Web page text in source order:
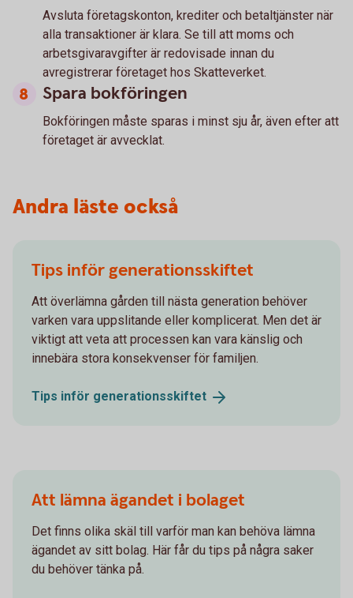
Avsluta företagskonton, krediter och betaltjänster när
alla transaktioner är klara. Se till att moms och
arbetsgivaravgifter är redovisade innan du
avregistrerar företaget hos Skatteverket.
Spara bokföringen
Bokföringen måste sparas i minst sju år, även efter att
företaget är avvecklat.
Andra läste också
Tips inför generationsskiftet
Att överlämna gården till nästa generation behöver
varken vara uppslitande eller komplicerat. Men det är
viktigt att veta att processen kan vara känslig och
innebära stora konsekvenser för familjen.
Tips inför generations­skiftet
Att lämna ägandet i bolaget
Det finns olika skäl till varför man kan behöva lämna
ägandet av sitt bolag. Här får du tips på några saker
du behöver tänka på.